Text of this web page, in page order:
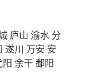
庐山 渝水 分
遂川 万安 安
阳 余干鄱阳